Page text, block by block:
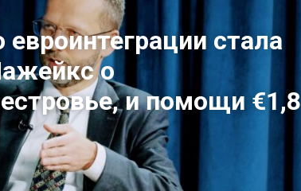
стала
о
и помощи €1,8